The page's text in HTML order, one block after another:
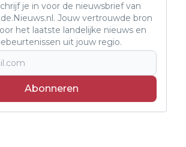
je in voor de nieuwsbrief van
Jouw vertrouwde bron
het laatste landelijke nieuws en
uit jouw regio.
Abonneren